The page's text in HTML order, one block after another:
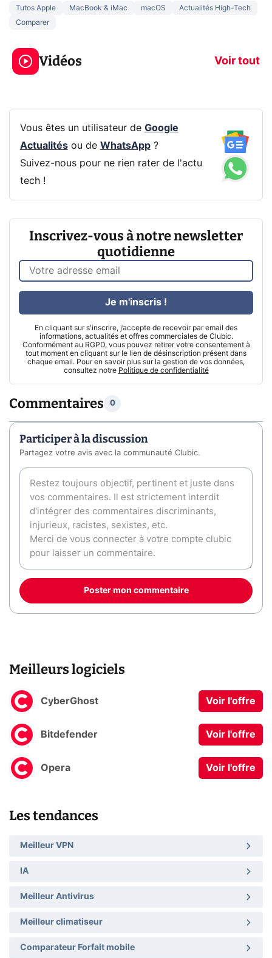
Tutos Apple MacBook & iMac macOS
Actualités High-Tech
Comparer
Vidéos Voir tout
3 écrans en 1 pour
319€ ? Voici L'AOC
CQ32G4ZA !
prochaine
Vous êtes un utilisateur de Google
Actualitésou de WhatsApp?
Suivez-nous pour ne rien rater de l'actu
tech !
Inscrivez-vous à notre newsletter
quotidienne
En cliquant sur s'inscrire, j’accepte de recevoir par email des
informations, actualités et offres commerciales de Clubic.
Conformément au RGPD, vous pouvez retirer votre consentement à
tout moment en cliquant sur le lien de désinscription présent dans
chaque email. Pour en savoir plus sur la gestion de vos données,
consultez notre Politique de confidentialité
Je m'inscris !
Commentaires 0
Participer à la discussion
Partagez votre avis avec la communauté Clubic.
Poster mon commentaire
Meilleurs logiciels
CyberGhost Voir l'offre
Bitdefender Voir l'offre
Opera Voir l'offre
Les tendances
Meilleur VPN
IA
Meilleur Antivirus
Meilleur climatiseur
Comparateur Forfait mobile